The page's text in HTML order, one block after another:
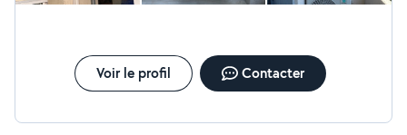
un petit dépannage ou un chantier complet. Mon
objectif est de proposer des solutions fiables, durables
et adaptées à chaque projet.
Voir le profil Contacter